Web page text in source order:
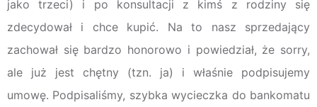
jako trzeci) i po konsultacji z kimś z rodziny się
zdecydował i chce kupić. Na to nasz sprzedający
zachował się bardzo honorowo i powiedział, że sorry,
ale już jest chętny (tzn. ja) i właśnie podpisujemy
umowę. Podpisaliśmy, szybka wycieczka do bankomatu